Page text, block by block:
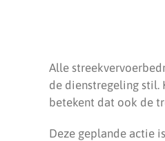
Alle
de dienstregeling stil.
betekent dat ook de
Deze geplande actie